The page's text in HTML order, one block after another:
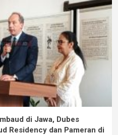
di Jawa, Dubes
Residency dan Pameran di